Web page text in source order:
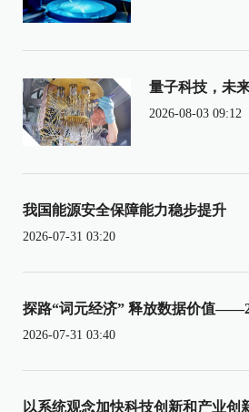
量子科技，未
2026-08-03 09:12
我国能源安全保障能力稳步提升
2026-07-31 03:20
探路“词元经济” 释放数据价值
2026-07-31 03:40
以系统观念加快科技创新和产业创